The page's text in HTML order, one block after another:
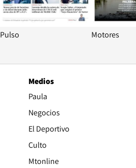
Pulso Motores
Medios
Paula
Negocios
El Deportivo
Culto
Mtonline